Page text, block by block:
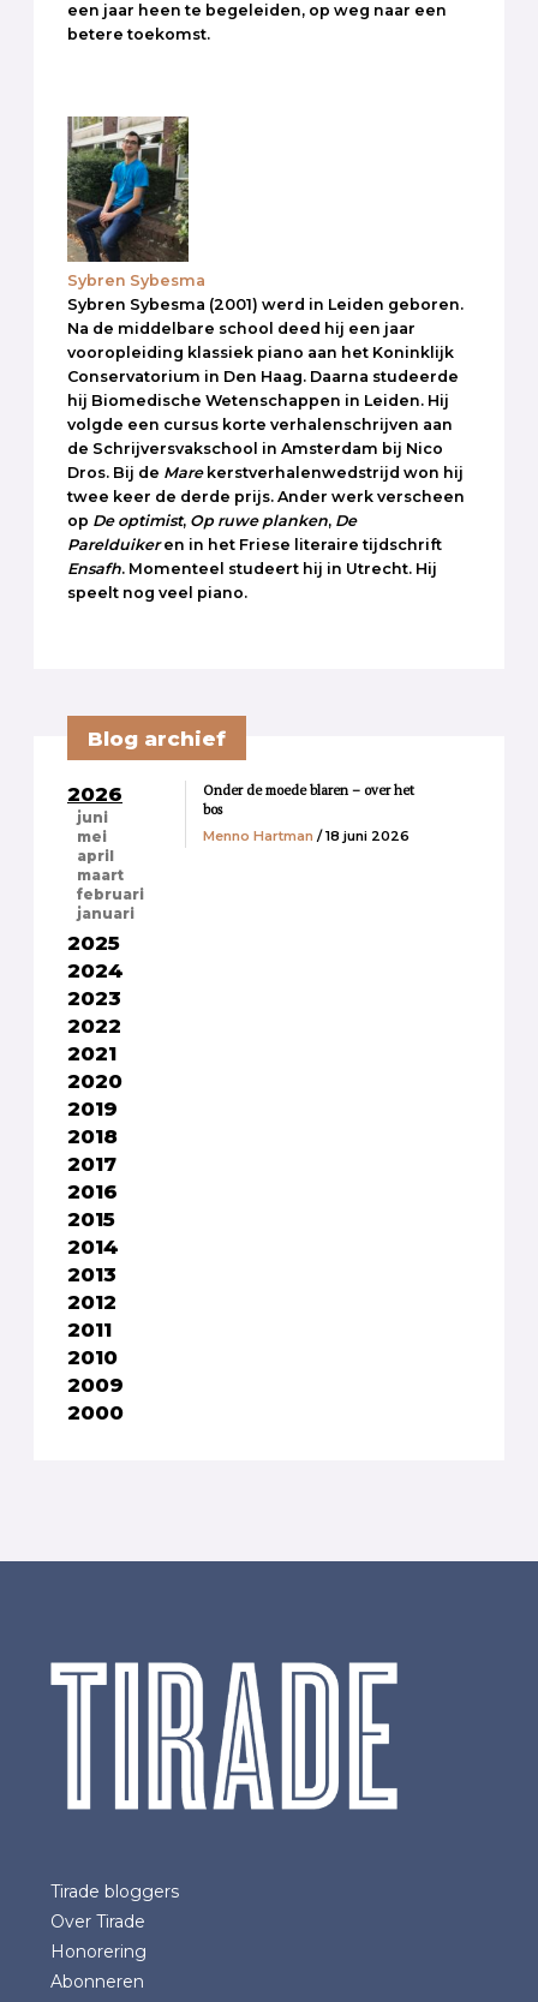
een jaar heen te begeleiden, op weg naar een
betere toekomst.
Sybren Sybesma
Sybren Sybesma (2001) werd in Leiden geboren.
Na de middelbare school deed hij een jaar
vooropleiding klassiek piano aan het Koninklijk
Conservatorium in Den Haag. Daarna studeerde
hij Biomedische Wetenschappen in Leiden. Hij
volgde een cursus korte verhalenschrijven aan
de Schrijversvakschool in Amsterdam bij Nico
Dros. Bij de Marekerstverhalenwedstrijd won hij
twee keer de derde prijs. Ander werk verscheen
op De optimist, Op ruwe planken, De
Parelduikeren in het Friese literaire tijdschrift
Ensafh. Momenteel studeert hij in Utrecht. Hij
speelt nog veel piano.
Blog archief
2026
juni
mei
april
maart
februari
januari
2025
2024
2023
2022
2021
2020
2019
2018
2017
2016
2015
2014
2013
2012
2011
2010
2009
2000
Onder de moede blaren – over het
bos
Menno Hartman / 18 juni 2026
Tirade bloggers
Over Tirade
Honorering
Abonneren